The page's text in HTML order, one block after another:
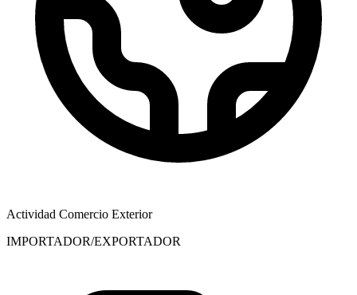
Actividad Comercio Exterior
IMPORTADOR/EXPORTADOR